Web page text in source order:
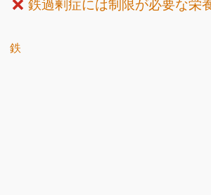
鉄過剰症には制限が必要な栄
鉄